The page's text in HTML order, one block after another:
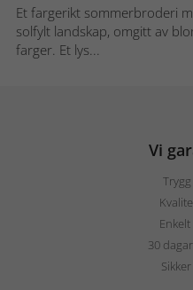
Et fargerikt sommerbroderi
solfylt landskap, omgitt av
farger. Et lys...
Vi
30